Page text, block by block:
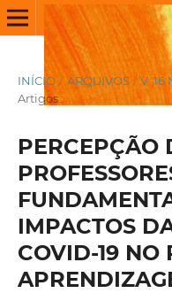
INÍCIO / ARQUIVOS / V. 16
Artigos
PERCEPÇÃO
IMPACTOS
COVID-19 NO